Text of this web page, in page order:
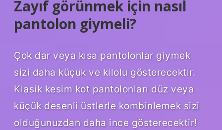
Zayıf görünmek için nasıl
pantolon giymeli?
Çok dar veya kısa pantolonlar giymek
sizi daha küçük ve kilolu gösterecektir.
Klasik kesim kot pantolonları düz veya
küçük desenli üstlerle kombinlemek sizi
olduğunuzdan daha ince gösterecektir!